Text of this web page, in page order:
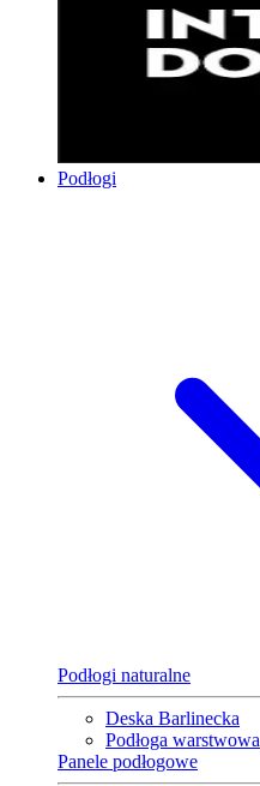
Podłogi
Podłogi naturalne
Deska Barlinecka
Podłoga warstwowa
Panele podłogowe